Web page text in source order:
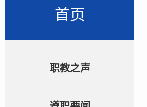
首页
职教之声